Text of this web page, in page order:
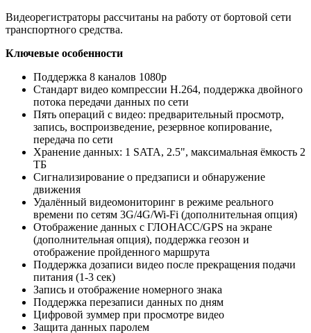
Видеорегистраторы рассчитаны на работу от бортовой сети
транспортного средства.
Ключевые особенности
Поддержка 8 каналов 1080p
Стандарт видео компрессии H.264, поддержка двойного
потока передачи данных по сети
Пять операций с видео: предварительный просмотр,
запись, воспроизведение, резервное копирование,
передача по сети
Хранение данных: 1 SATA, 2.5", максимальная ёмкость 2
ТБ
Сигнализирование о предзаписи и обнаружение
движения
Удалённый видеомониторинг в режиме реального
времени по сетям 3G/4G/Wi-Fi (дополнительная опция)
Отображение данных с ГЛОНАСС/GPS на экране
(дополнительная опция), поддержка геозон и
отображение пройденного маршрута
Поддержка дозаписи видео после прекращения подачи
питания (1-3 сек)
Запись и отображение номерного знака
Поддержка перезаписи данных по дням
Цифровой зуммер при просмотре видео
Защита данных паролем